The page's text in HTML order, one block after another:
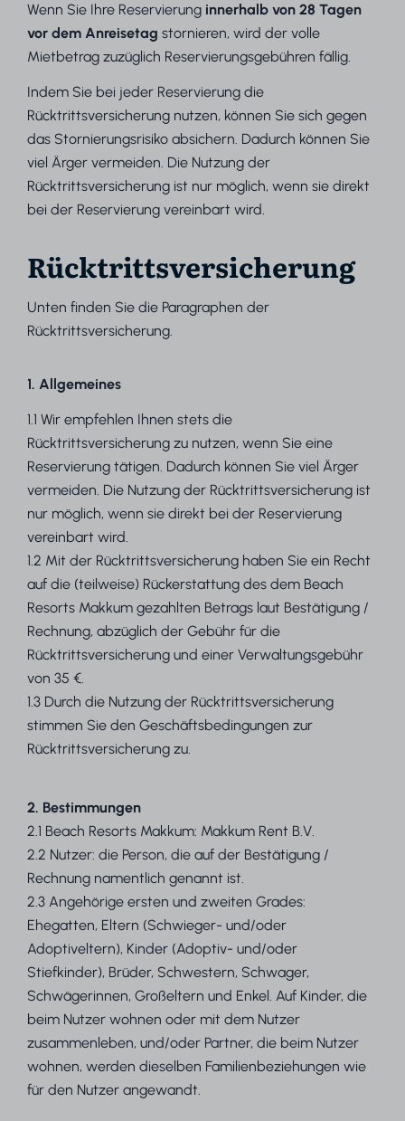
Wenn Sie Ihre Reservierung innerhalb von 28 Tagen
vor dem Anreisetag stornieren, wird der volle
Mietbetrag zuzüglich Reservierungsgebühren fällig.
Indem Sie bei jeder Reservierung die
Rücktrittsversicherung nutzen, können Sie sich gegen
das Stornierungsrisiko absichern. Dadurch können Sie
viel Ärger vermeiden. Die Nutzung der
Rücktrittsversicherung ist nur möglich, wenn sie direkt
bei der Reservierung vereinbart wird.
Rücktrittsversicherung
Unten finden Sie die Paragraphen der
Rücktrittsversicherung.
1. Allgemeines
1.1 Wir empfehlen Ihnen stets die
Rücktrittsversicherung zu nutzen, wenn Sie eine
Reservierung tätigen. Dadurch können Sie viel Ärger
vermeiden. Die Nutzung der Rücktrittsversicherung ist
nur möglich, wenn sie direkt bei der Reservierung
vereinbart wird.
1.2 Mit der Rücktrittsversicherung haben Sie ein Recht
auf die (teilweise) Rückerstattung des dem Beach
Resorts Makkum gezahlten Betrags laut Bestätigung /
Rechnung, abzüglich der Gebühr für die
Rücktrittsversicherung und einer Verwaltungsgebühr
von 35 €.
1.3 Durch die Nutzung der Rücktrittsversicherung
stimmen Sie den Geschäftsbedingungen zur
Rücktrittsversicherung zu.
2. Bestimmungen
2.1 Beach Resorts Makkum: Makkum Rent B.V.
2.2 Nutzer: die Person, die auf der Bestätigung /
Rechnung namentlich genannt ist.
2.3 Angehörige ersten und zweiten Grades:
Ehegatten, Eltern (Schwieger- und/oder
Adoptiveltern), Kinder (Adoptiv- und/oder
Stiefkinder), Brüder, Schwestern, Schwager,
Schwägerinnen, Großeltern und Enkel. Auf Kinder, die
beim Nutzer wohnen oder mit dem Nutzer
zusammenleben, und/oder Partner, die beim Nutzer
wohnen, werden dieselben Familienbeziehungen wie
für den Nutzer angewandt.